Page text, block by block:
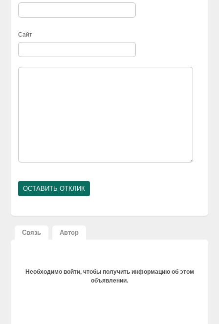
Сайт
Связь Автор
Необходимо войти, чтобы получить информацию об этом
объявлении.